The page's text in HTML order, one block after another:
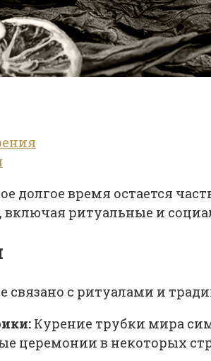
долгое время остается
ритуальные и
связано с ритуалами и
Курение трубки мира
церемонии в некоторых